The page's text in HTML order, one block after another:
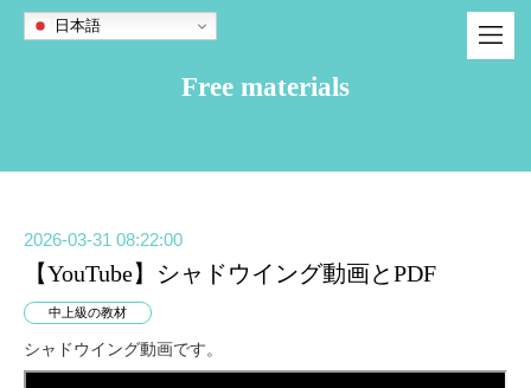
日本語
Free materials
2026-03-31 08:22:00
【YouTube】シャドウイング動画とPDF
中上級の教材
シャドウイング動画です。